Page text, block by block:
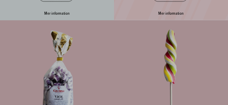
Mer information Mer information